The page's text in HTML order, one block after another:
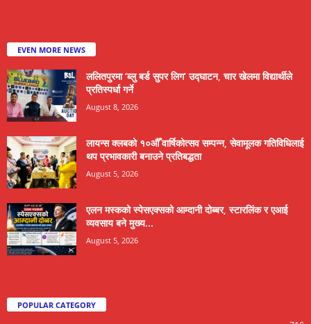
EVEN MORE NEWS
ललितपुरमा ‘ब्लु बर्ड सुपर लिग’ उद्घाटन, चार खेलमा विद्यार्थीले
प्रतिस्पर्धा गर्ने
August 8, 2026
लायन्स क्लबको १०औँ वार्षिकोत्सव सम्पन्न, सेवामूलक गतिविधिलाई
थप प्रभावकारी बनाउने प्रतिबद्धता
August 5, 2026
एलन मस्कको स्पेसएक्सको आम्दानी दोब्बर, स्टारलिंक र एआई
व्यवसाय बने मुख्य...
August 5, 2026
POPULAR CATEGORY